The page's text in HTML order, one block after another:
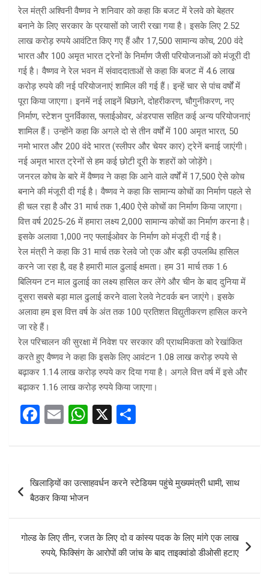
रेल मंत्री अश्विनी वैष्णव ने शनिवार को कहा कि बजट में रेलवे को बेहतर
बनाने के लिए सरकार के प्रयासों को जारी रखा गया है। इसके लिए 2.52
लाख करोड़ रुपये आवंटित किए गए हैं और 17,500 सामान्य कोच, 200 वंदे
भारत और 100 अमृत भारत ट्रेनों के निर्माण जैसी परियोजनाओं को मंजूरी दी
गई है। वैष्णव ने रेल भवन में संवाददाताओं से कहा कि बजट में 4.6 लाख
करोड़ रुपये की नई परियोजनाएं शामिल की गई हैं। इन्हें चार से पांच वर्षों में
पूरा किया जाएगा। इनमें नई लाइनें बिछाने, दोहरीकरण, चौगुनीकरण, नए
निर्माण, स्टेशन पुनर्विकास, फ्लाईओवर, अंडरपास सहित कई अन्य परियोजनाएं
शामिल हैं। उन्होंने कहा कि अगले दो से तीन वर्षों में 100 अमृत भारत, 50
नमो भारत और 200 वंदे भारत (स्लीपर और चेयर कार) ट्रेनें बनाई जाएंगी।
नई अमृत भारत ट्रेनों से हम कई छोटी दूरी के शहरों को जोड़ेंगे।
जनरल कोच के बारे में वैष्णव ने कहा कि आने वाले वर्षों में 17,500 ऐसे कोच
बनाने की मंजूरी दी गई है। वैष्णव ने कहा कि सामान्य कोचों का निर्माण पहले से
ही चल रहा है और 31 मार्च तक 1,400 ऐसे कोचों का निर्माण किया जाएगा।
वित्त वर्ष 2025-26 में हमारा लक्ष्य 2,000 सामान्य कोचों का निर्माण करना है।
इसके अलावा 1,000 नए फ्लाईओवर के निर्माण को मंजूरी दी गई है।
रेल मंत्री ने कहा कि 31 मार्च तक रेलवे जो एक और बड़ी उपलब्धि हासिल
करने जा रहा है, वह है हमारी माल ढुलाई क्षमता। हम 31 मार्च तक 1.6
बिलियन टन माल ढुलाई का लक्ष्य हासिल कर लेंगे और चीन के बाद दुनिया में
दूसरा सबसे बड़ा माल ढुलाई करने वाला रेलवे नेटवर्क बन जाएंगे। इसके
अलावा हम इस वित्त वर्ष के अंत तक 100 प्रतिशत विद्युतीकरण हासिल करने
जा रहे हैं।
रेल परिचालन की सुरक्षा में निवेश पर सरकार की प्राथमिकता को रेखांकित
करते हुए वैष्णव ने कहा कि इसके लिए आवंटन 1.08 लाख करोड़ रुपये से
बढ़ाकर 1.14 लाख करोड़ रुपये कर दिया गया है। अगले वित्त वर्ष में इसे और
बढ़ाकर 1.16 लाख करोड़ रुपये किया जाएगा।
F
ce
b
o
k
E
ail
W
at
A
p
X
ar
e
navigation
खिलाड़ियों का उत्साहवर्धन करने स्टेडियम पहुंचे मुख्यमंत्री धामी, साथ
बैठकर किया भोजन
गोल्ड के लिए तीन, रजत के लिए दो व कांस्य पदक के लिए मांगे एक लाख
रुपये, फिक्सिंग के आरोपों की जांच के बाद ताइक्वांडो डीओसी हटाए